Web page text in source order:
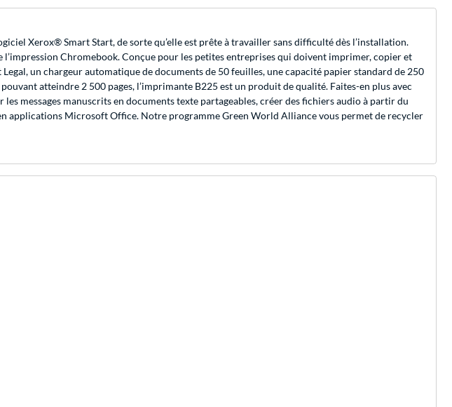
Xerox® Smart Start, de sorte qu’elle est prête à travailler sans difficulté dès l’installation.
Chromebook. Conçue pour les petites entreprises qui doivent imprimer, copier et
un chargeur automatique de documents de 50 feuilles, une capacité papier standard de 250
atteindre 2 500 pages, l’imprimante B225 est un produit de qualité. Faites-en plus avec
messages manuscrits en documents texte partageables, créer des fichiers audio à partir du
applications Microsoft Office. Notre programme Green World Alliance vous permet de recycler